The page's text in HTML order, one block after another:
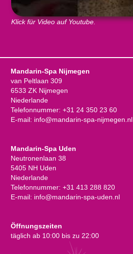
Klick für Video auf Youtube.
Mandarin-Spa Nijmegen
van Peltlaan 309
6533 ZK Nijmegen
Niederlande
Telefonnummer: +31 24 350 23 60
E-mail: info@mandarin-spa-nijmegen.nl
Mandarin-Spa Uden
Neutronenlaan 38
5405 NH Uden
Niederlande
Telefonnummer: +31 413 288 820
E-mail: info@mandarin-spa-uden.nl
Öffnungszeiten
täglich ab 10:00 bis zu 22:00